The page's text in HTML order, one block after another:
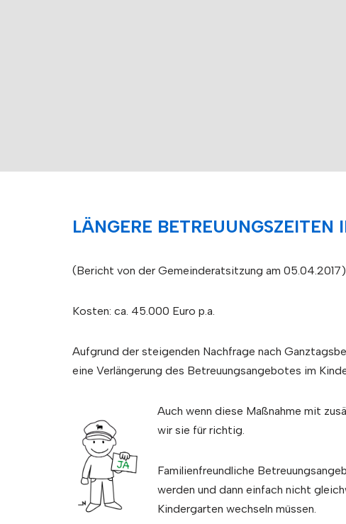
LÄNGERE BETREUUNGSZEITEN
(Bericht von der Gemeinderatsitzung am 05.04.2017)
Kosten: ca. 45.000 Euro p.a.
Aufgrund der steigenden Nachfrage nach
eine Verlängerung des Betreuungsangebotes im
Auch wenn diese Maßnahme mit
wir sie für richtig.
Familienfreundliche
werden und dann einfach nicht
Kindergarten wechseln müssen.